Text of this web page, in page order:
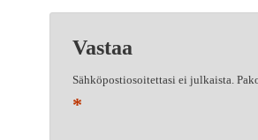
Vastaa
Sähköpostiosoitettasi ei julkaista.
*